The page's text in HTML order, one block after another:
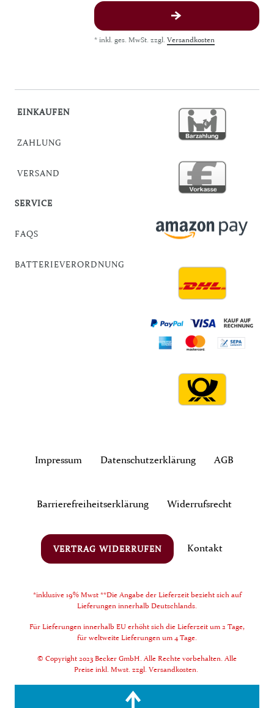
* inkl. ges. MwSt. zzgl. Versandkosten
EINKAUFEN
ZAHLUNG
VERSAND
SERVICE
FAQS
BATTERIEVERORDNUNG
Impressum Daten­schutz­erklärung AGB
Barrierefreiheitserklärung Widerrufs­recht
VERTRAG WIDERRUFEN Kontakt
*inklusive 19% Mwst **Die Angabe der Lieferzeit bezieht sich auf
Lieferungen innerhalb Deutschlands.
Für Lieferungen innerhalb EU erhöht sich die Lieferzeit um 2 Tage,
für weltweite Lieferungen um 4 Tage.
© Copyright 2023 Becker GmbH. Alle Rechte vorbehalten. Alle
Preise inkl. Mwst. zzgl. Versandkosten.